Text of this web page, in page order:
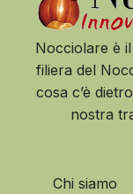
Nocciolare è
filiera del
cosa c’è
nostra
Chi siamo